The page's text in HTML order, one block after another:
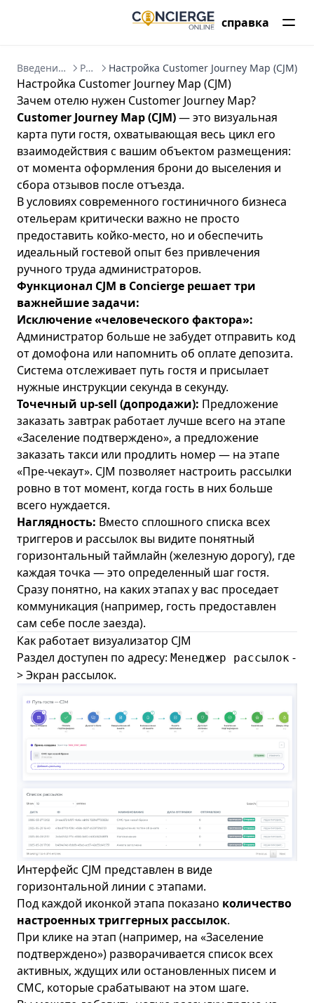
справка
Введение в Concierge CRM Рассылки Настройка Customer Journey Map (CJM)
Настройка Customer Journey Map (CJM)
Зачем отелю нужен Customer Journey Map?
Customer Journey Map (CJM)— это визуальная
карта пути гостя, охватывающая весь цикл его
взаимодействия с вашим объектом размещения:
от момента оформления брони до выселения и
сбора отзывов после отъезда.
В условиях современного гостиничного бизнеса
отельерам критически важно не просто
предоставить койко-место, но и обеспечить
идеальный гостевой опыт без привлечения
ручного труда администраторов.
Функционал CJM в Concierge решает три
важнейшие задачи:
Исключение «человеческого фактора»:
Администратор больше не забудет отправить код
от домофона или напомнить об оплате депозита.
Система отслеживает путь гостя и присылает
нужные инструкции секунда в секунду.
Точечный up-sell (допродажи): Предложение
заказать завтрак работает лучше всего на этапе
«Заселение подтверждено», а предложение
заказать такси или продлить номер — на этапе
«Пре-чекаут». CJM позволяет настроить рассылки
ровно в тот момент, когда гость в них больше
всего нуждается.
Наглядность: Вместо сплошного списка всех
триггеров и рассылок вы видите понятный
горизонтальный таймлайн (железную дорогу), где
каждая точка — это определенный шаг гостя.
Сразу понятно, на каких этапах у вас проседает
коммуникация (например, гость предоставлен
сам себе после заезда).
Как работает визуализатор CJM
Раздел доступен по адресу: Менеджер рассылок -
>Экран рассылок.
Интерфейс CJM представлен в виде
горизонтальной линии с этапами.
Под каждой иконкой этапа показано количество
настроенных триггерных рассылок.
При клике на этап (например, на «Заселение
подтверждено») разворачивается список всех
активных, ждущих или остановленных писем и
СМС, которые срабатывают на этом шаге.